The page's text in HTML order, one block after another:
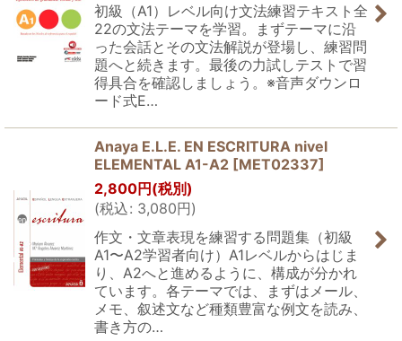
初級（A1）レベル向け文法練習テキスト全
22の文法テーマを学習。まずテーマに沿
った会話とその文法解説が登場し、練習問
題へと続きます。最後の力試しテストで習
得具合を確認しましょう。※音声ダウンロ
ード式E…
Anaya E.L.E. EN ESCRITURA nivel
ELEMENTAL A1-A2 [MET02337]
2,800円(税別)
(税込: 3,080円)
作文・文章表現を練習する問題集（初級
A1〜A2学習者向け）A1レベルからはじま
り、A2へと進めるように、構成が分かれ
ています。各テーマでは、まずはメール、
メモ、叙述文など種類豊富な例文を読み、
書き方の…